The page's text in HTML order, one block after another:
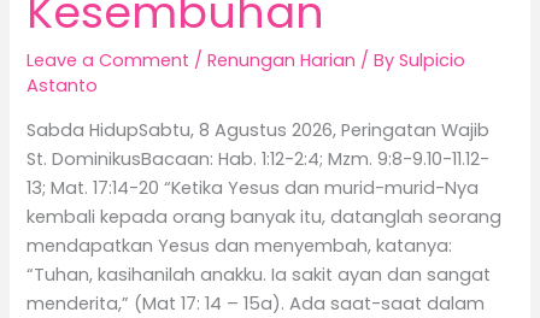
Leave a Comment /Renungan Harian / BySulpicio
Astanto
Sabda HidupSabtu, 8 Agustus 2026, Peringatan Wajib
St. DominikusBacaan: Hab. 1:12-2:4; Mzm. 9:8-9.10-11.12-
13; Mat. 17:14-20 “Ketika Yesus dan murid-murid-Nya
kembali kepada orang banyak itu, datanglah seorang
mendapatkan Yesus dan menyembah, katanya:
“Tuhan, kasihanilah anakku. Ia sakit ayan dan sangat
menderita,” (Mat 17: 14 – 15a). Ada saat-saat dalam